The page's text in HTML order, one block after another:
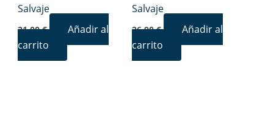
Salvaje
21,00€
Añadir al
carrito
Salvaje
26,00€
Añadir al
carrito